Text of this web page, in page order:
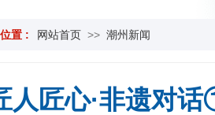
置 : 网站首页 >> 潮州新闻
人匠心·非遗对